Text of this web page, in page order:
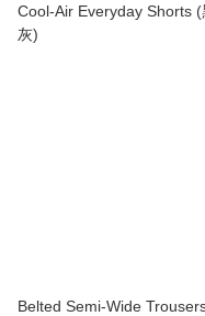
Cool-Air Everyday Shorts (
灰)
Belted Semi-Wide